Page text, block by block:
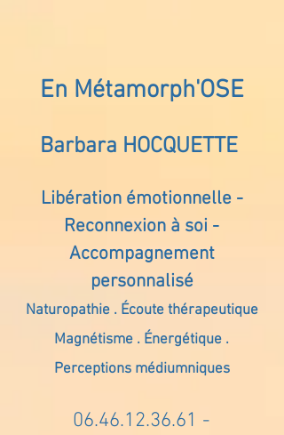
En Métamorph'OSE
Barbara HOCQUETTE
Libération émotionnelle -
Reconnexion à soi -
Accompagnement
personnalisé
Naturopathie . Écoute thérapeutique
Magnétisme . Énergétique .
Perceptions médiumniques
06.46.12.36.61 -